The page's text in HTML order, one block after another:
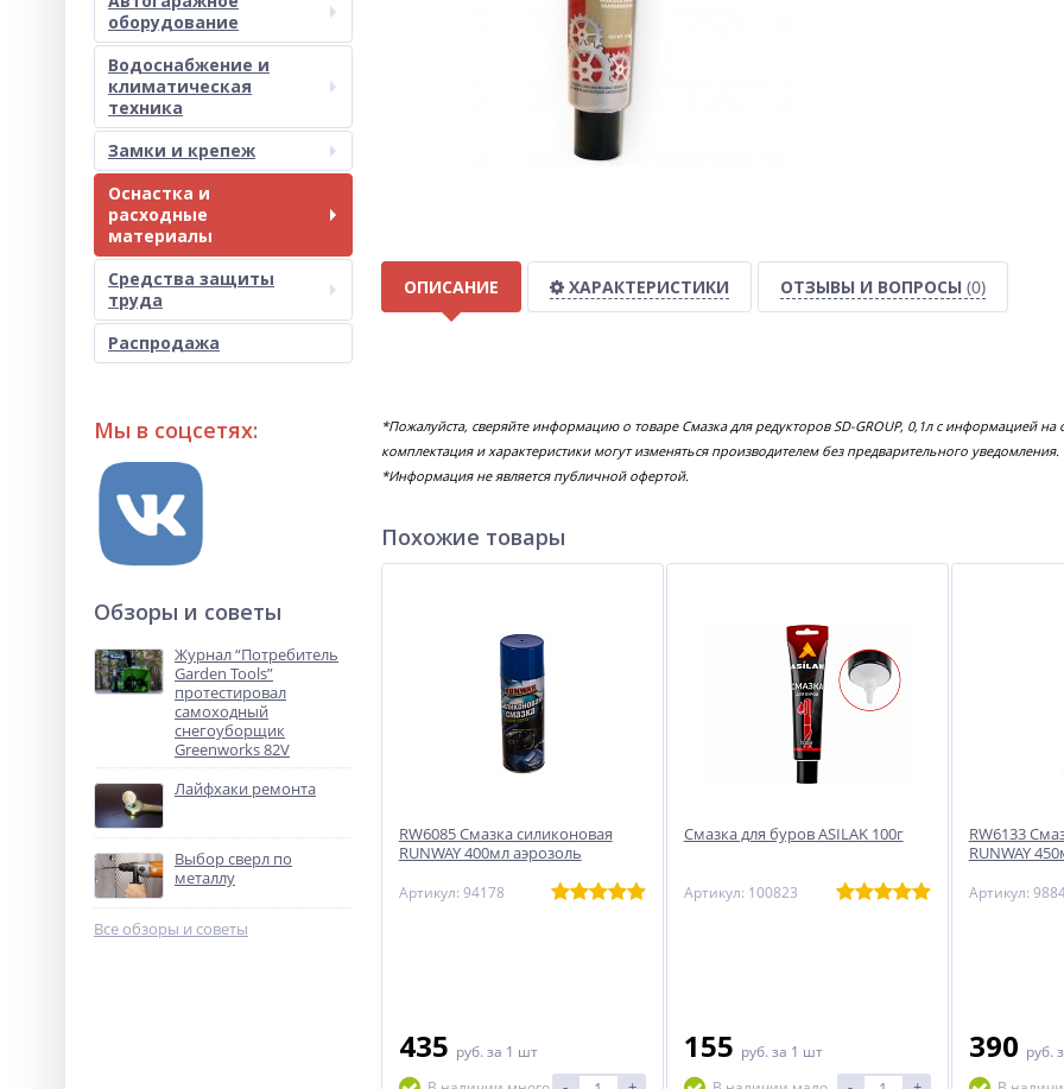
оборудование
Водоснабжение и
климатическая
техника
Замки и крепеж
Оснастка и
расходные
материалы
Средства защиты
труда
Распродажа
Мы в соцсетях:
Обзоры и советы
Журнал “Потребитель
Garden Tools”
протестировал
самоходный
снегоуборщик
Greenworks 82V
Лайфхаки ремонта
Выбор сверл по
металлу
Все обзоры и советы
ОПИСАНИЕ ХАРАКТЕРИСТИКИ ОТЗЫВЫ И ВОПРОСЫ (0)
*Пожалуйста, сверяйте информацию о товаре Cмазка для редукторов SD-GROUP, 0,1л с информацией
комплектация и характеристики могут изменяться производителем без предварительного уведомления.
*Информация не является публичной офертой.
Похожие товары
RW6085 Смазка силиконовая
RUNWAY 400мл аэрозоль
Артикул: 94178
435 руб. за 1 шт
Смазка для буров ASILAK 100г
Артикул: 100823
155 руб. за 1 шт
RW6133
RUNWAY
Артикул:
390 руб.